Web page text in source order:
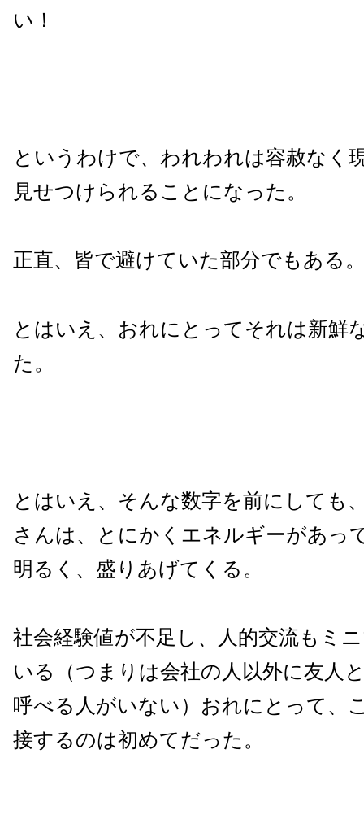
い！
というわけで、われわれは容赦なく
見せつけられることになった。
正直、皆で避けていた部分でもある
とはいえ、おれにとってそれは新鮮
た。
とはいえ、そんな数字を前にしても
さんは、とにかくエネルギーがあっ
明るく、盛りあげてくる。
社会経験値が不足し、人的交流もミ
いる（つまりは会社の人以外に友人
呼べる人がいない）おれにとって、
接するのは初めてだった。